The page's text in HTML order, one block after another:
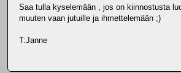
Saa tulla kyselemään , jos on kiinnostusta
muuten vaan jutuille ja ihmettelemään ;)
T:Janne